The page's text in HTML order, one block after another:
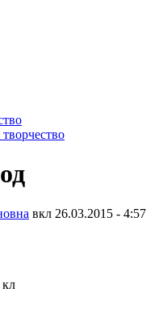
вкл 26.03.2015 - 4:57
кл